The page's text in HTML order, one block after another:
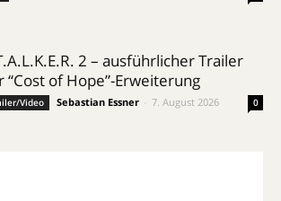
2 – ausführlicher Trailer
“Cost of Hope”-Erweiterung
Video Sebastian Essner 7. August 2026 0